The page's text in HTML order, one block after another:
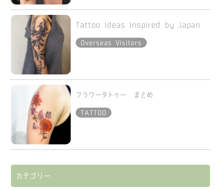
Tattoo Ideas Inspired by Japan
Overseas Visitors
フラワータトゥー まとめ
TATTOO
カテゴリー